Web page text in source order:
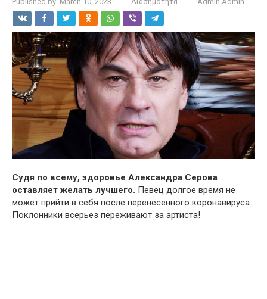
Судя по всему, здоровье Александра Серова
оставляет желать лучшего. Певец долгое время не
может прийти в себя после перенесенного коронавируса.
Поклонники всерьез переживают за артиста!